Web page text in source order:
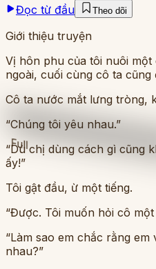
Full
Đọc từ đầu
Theo dõi
Giới thiệu truyện
Vị hôn phu của tôi nuôi
ngoài, cuối cùng cô ta
Cô ta nước mắt lưng tròng,
“Chúng tôi yêu nhau.”
“Dù chị dùng cách gì cũng
ấy!”
Tôi gật đầu, ừ một tiếng.
“Được. Tôi muốn hỏi cô một
“Làm sao em chắc rằng
nhau?”